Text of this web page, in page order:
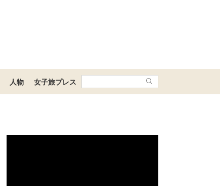
人物 女子旅プレス